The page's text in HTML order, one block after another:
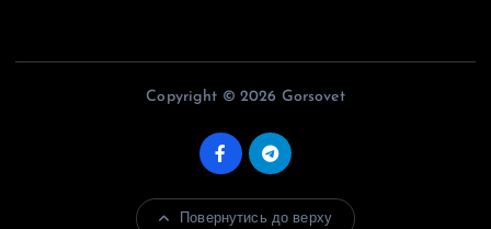
Copyright © 2026 Gorsovet
Повернутись до верху